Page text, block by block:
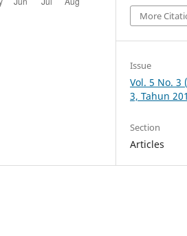
More
Issue
Vol. 5 No. 3
3, Tahun
Section
Articles